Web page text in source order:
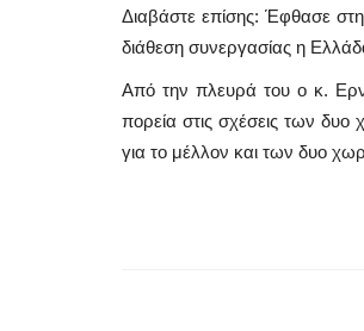
Διαβάστε επίσης: Έφθασε
διάθεση συνεργασίας η
Από την πλευρά του ο κ.
πορεία στις σχέσεις των δυο
για το μέλλον και των δυο